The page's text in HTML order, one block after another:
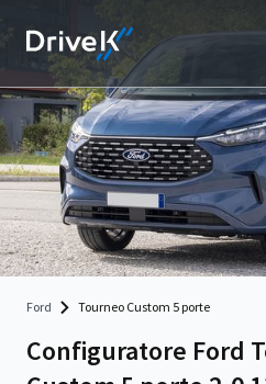
Ford Tourneo Custom 5 porte
Configuratore Ford